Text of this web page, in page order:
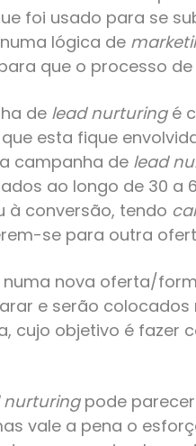
foi usado para se
lógica de
que o processo
de lead nurturingé
esta fique
campanha de lead
ao longo de 30 a
à conversão, tendo
se para outra
nova oferta/
e serão
cujo objetivo é fazer
nurturingpode
vale a pena o